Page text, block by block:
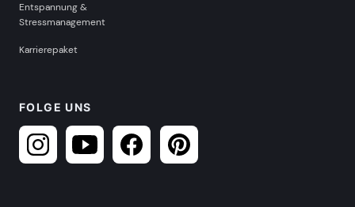
Entspannung &
Stressmanagement
Karrierepaket
FOLGE UNS